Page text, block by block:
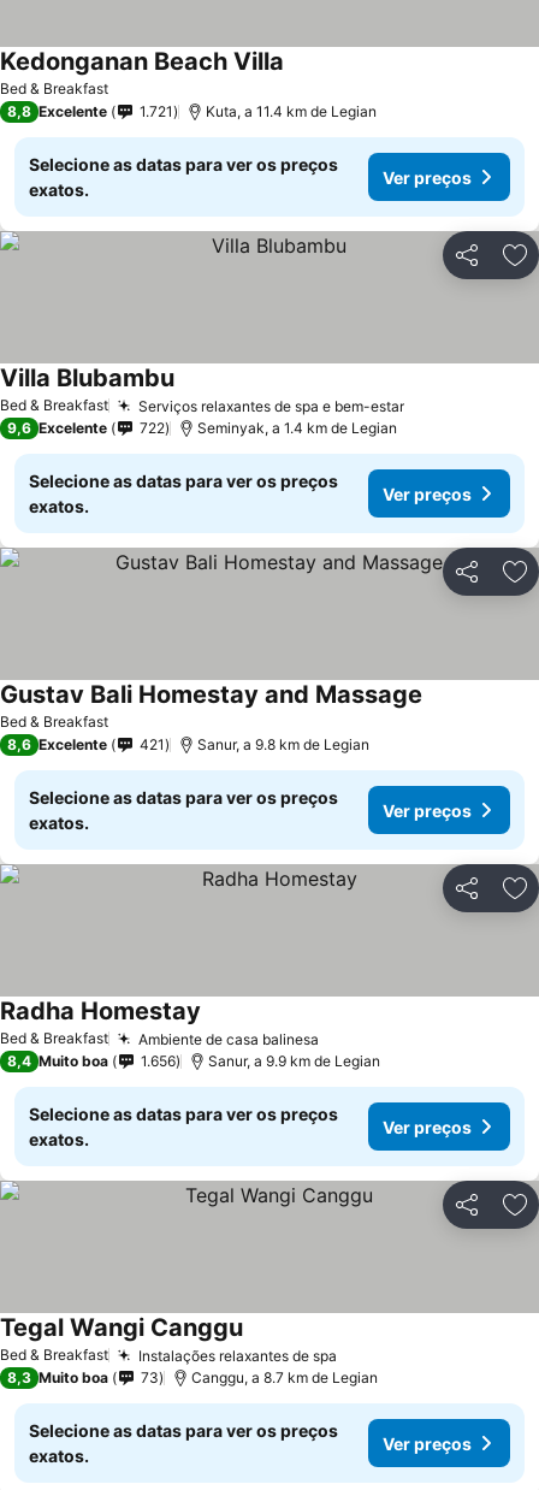
Bed & Breakfast
Kedonganan Beach Villa
8,8 Excelente 1.721 Kuta, a 11.4 km de Legian
Selecione as datas para ver os preços
exatos.
Ver preços
Partilhar
Bed & Breakfast Serviços relaxantes de spa e bem-estarVer preços
Villa BlubambuVer preços
9,6 Excelente 722 Seminyak, a 1.4 km de Legian
Selecione as datas para ver os preços
exatos.
Ver preços
Partilhar
Bed & Breakfast
Gustav Bali Homestay and Massage
8,6 Excelente 421 Sanur, a 9.8 km de Legian
Selecione as datas para ver os preços
exatos.
Ver preços
Partilhar
Bed & Breakfast Ambiente de casa balinesa
Radha Homestay
8,4 Muito boa 1.656 Sanur, a 9.9 km de Legian
Selecione as datas para ver os preços
exatos.
Ver preços
Partilhar
Bed & Breakfast Instalações relaxantes de spa
Tegal Wangi CangguVer preços
8,3 Muito boa 73 Canggu, a 8.7 km de Legian
Selecione as datas para ver os preços
exatos.
Ver preços